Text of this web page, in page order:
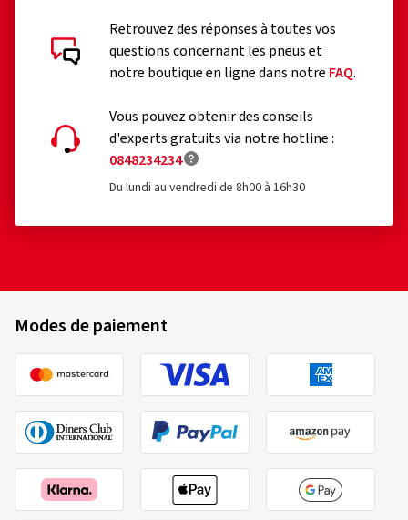
Retrouvez des réponses à toutes vos
questions concernant les pneus et
notre boutique en ligne dans notre FAQ.
Vous pouvez obtenir des conseils
d'experts gratuits via notre hotline :
0848234234
Du lundi au vendredi de 8h00 à 16h30
Modes de paiement